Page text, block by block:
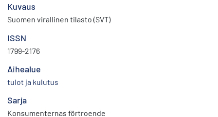
Kuvaus
Suomen virallinen tilasto (SVT)
ISSN
1799-2176
Aihealue
tulot ja kulutus
Sarja
Konsumenternas förtroende